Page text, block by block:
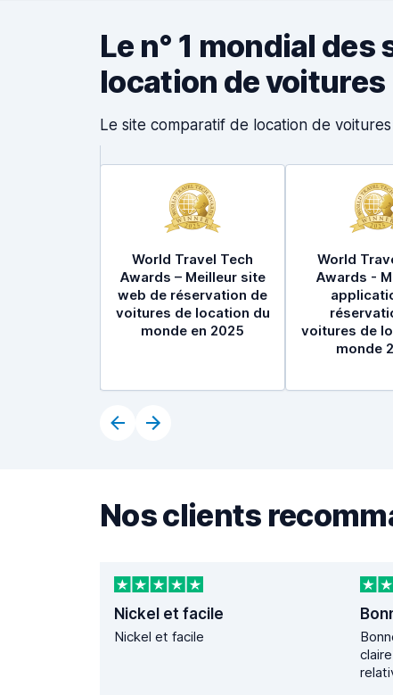
Le n° 1 mondial
location de voitures
Le site comparatif de location de
World Travel Tech
Awards – Meilleur site
web de réservation de
voitures de location du
monde en 2025
World
Awards -
voitures de
monde
Nos clients
Nickel et facile
Nickel et facile
Bonne
claire